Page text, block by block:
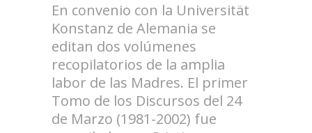
En convenio con la Universität
Konstanz de Alemania se
editan dos volúmenes
recopilatorios de la amplia
labor de las Madres. El primer
Tomo de los Discursos del 24
de Marzo (1981-2002) fue